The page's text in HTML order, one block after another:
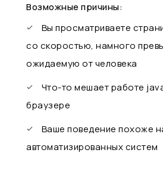
Возможные причины:
Вы просматриваете
со скоростью, намного
ожидаемую от человека
Что-то мешает работе
браузере
Ваше поведение похоже
автоматизированных систем